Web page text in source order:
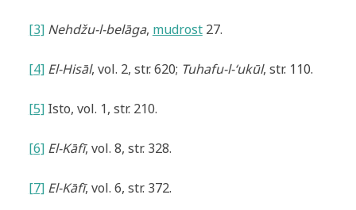
[3] Nehdžu-l-belāga, mudrost27.
[4] El-Hisāl, vol. 2, str. 620; Tuhafu-l-‘ukūl, str. 110.
[5]Isto, vol. 1, str. 210.
[6] El-Kāfī, vol. 8, str. 328.
[7] El-Kāfī, vol. 6, str. 372.